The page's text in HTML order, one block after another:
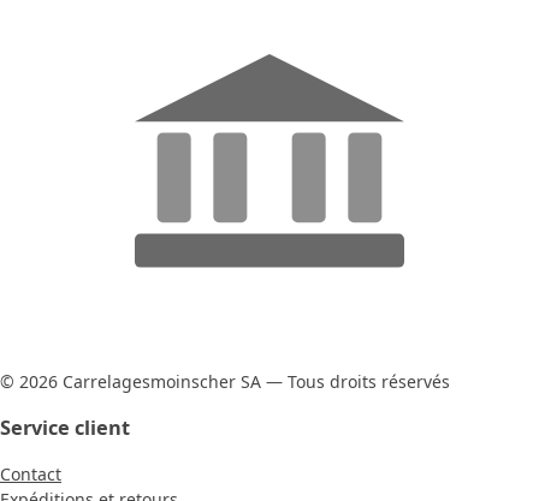
© 2026 Carrelagesmoinscher SA — Tous droits réservés
Service client
Contact